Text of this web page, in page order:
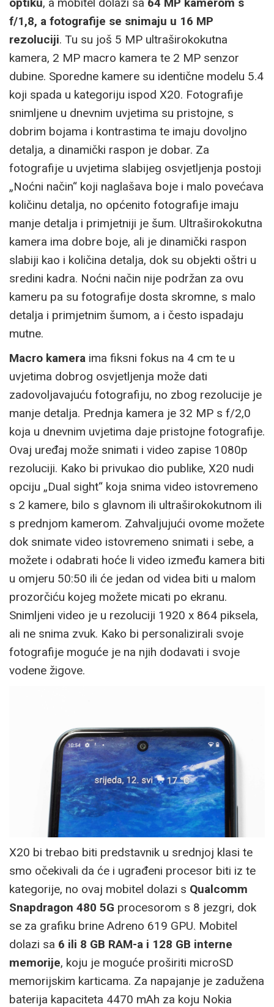
f/1,8, a fotografije se snimaju u 16 MP
rezoluciji. Tu su još 5 MP ultraširokokutna
kamera, 2 MP macro kamera te 2 MP senzor
dubine. Sporedne kamere su identične modelu 5.4
koji spada u kategoriju ispod X20. Fotografije
snimljene u dnevnim uvjetima su pristojne, s
dobrim bojama i kontrastima te imaju dovoljno
detalja, a dinamički raspon je dobar. Za
fotografije u uvjetima slabijeg osvjetljenja postoji
„Noćni način“ koji naglašava boje i malo povećava
količinu detalja, no općenito fotografije imaju
manje detalja i primjetniji je šum. Ultraširokokutna
kamera ima dobre boje, ali je dinamički raspon
slabiji kao i količina detalja, dok su objekti oštri u
sredini kadra. Noćni način nije podržan za ovu
kameru pa su fotografije dosta skromne, s malo
detalja i primjetnim šumom, a i često ispadaju
mutne.
Macro kamera ima fiksni fokus na 4 cm te u
uvjetima dobrog osvjetljenja može dati
zadovoljavajuću fotografiju, no zbog rezolucije je
manje detalja. Prednja kamera je 32 MP s f/2,0
koja u dnevnim uvjetima daje pristojne fotografije.
Ovaj uređaj može snimati i video zapise 1080p
rezoluciji. Kako bi privukao dio publike, X20 nudi
opciju „Dual sight“ koja snima video istovremeno
s 2 kamere, bilo s glavnom ili ultraširokokutnom ili
s prednjom kamerom. Zahvaljujući ovome možete
dok snimate video istovremeno snimati i sebe, a
možete i odabrati hoće li video između kamera biti
u omjeru 50:50 ili će jedan od videa biti u malom
prozorčiću kojeg možete micati po ekranu.
Snimljeni video je u rezoluciji 1920 x 864 piksela,
ali ne snima zvuk. Kako bi personalizirali svoje
fotografije moguće je na njih dodavati i svoje
vodene žigove.
X20 bi trebao biti predstavnik u srednjoj klasi te
smo očekivali da će i ugrađeni procesor biti iz te
kategorije, no ovaj mobitel dolazi s Qualcomm
Snapdragon 480 5G procesorom s 8 jezgri, dok
se za grafiku brine Adreno 619 GPU. Mobitel
dolazi sa 6 ili 8 GB RAM-a i 128 GB interne
memorije, koju je moguće proširiti microSD
memorijskim karticama. Za napajanje je zadužena
baterija kapaciteta 4470 mAh za koju Nokia